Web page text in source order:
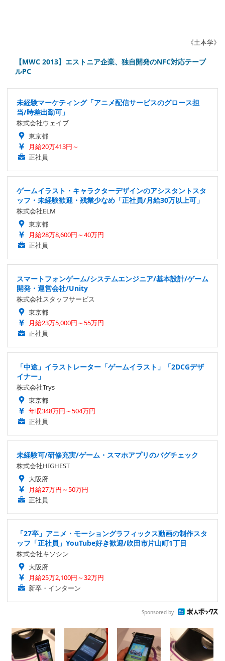
《土本学》
【MWC 2013】エストニア企業、独自開発のNFC対応テーブ
ルPC
未経験マーケティング「アニメ配信サービスのグロース担
当/時差出勤可」
株式会社ウェイブ
東京都
月給20万413円～
正社員
ゲームイラスト・キャラクターデザインのアシスタントスタ
ッフ・未経験歓迎・残業少なめ「正社員/月給30万以上可」
株式会社ELM
東京都
月給28万8,600円～40万円
正社員
スマートフォンゲーム/システムエンジニア/基本設計/ゲーム
開発・運営会社/Unity
株式会社スタッフサービス
東京都
月給23万5,000円～55万円
正社員
「中途」イラストレーター「ゲームイラスト」「2DCGデザ
イナー」
株式会社Trys
東京都
年収348万円～504万円
正社員
未経験可/研修充実/ゲーム・スマホアプリのバグチェック
株式会社HIGHEST
大阪府
月給27万円～50万円
正社員
「27卒」アニメ・モーショングラフィックス動画の制作スタ
ッフ「正社員」YouTube好き歓迎/吹田市片山町1丁目
株式会社キソシン
大阪府
月給25万2,100円～32万円
新卒・インターン
Sponsored by